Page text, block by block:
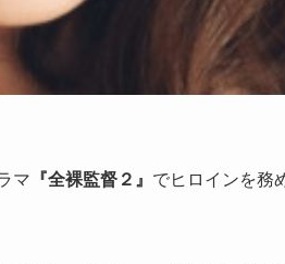
マ 『全裸監督２』 でヒロインを務